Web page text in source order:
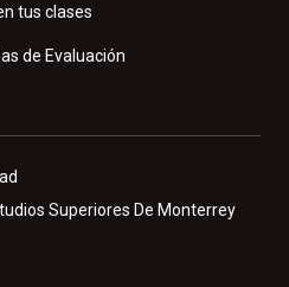
tus clases
de Evaluación
Superiores De Monterrey